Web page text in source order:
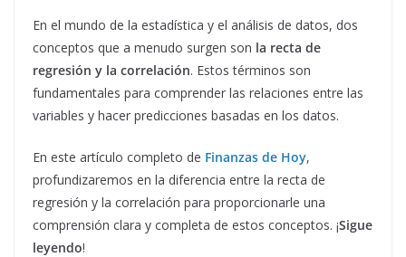
En el mundo de la estadística y el análisis de datos, dos
conceptos que a menudo surgen son la recta de
regresión y la correlación. Estos términos son
fundamentales para comprender las relaciones entre las
variables y hacer predicciones basadas en los datos.
En este artículo completo de Finanzas de Hoy,
profundizaremos en la diferencia entre la recta de
regresión y la correlación para proporcionarle una
comprensión clara y completa de estos conceptos. ¡Sigue
leyendo!